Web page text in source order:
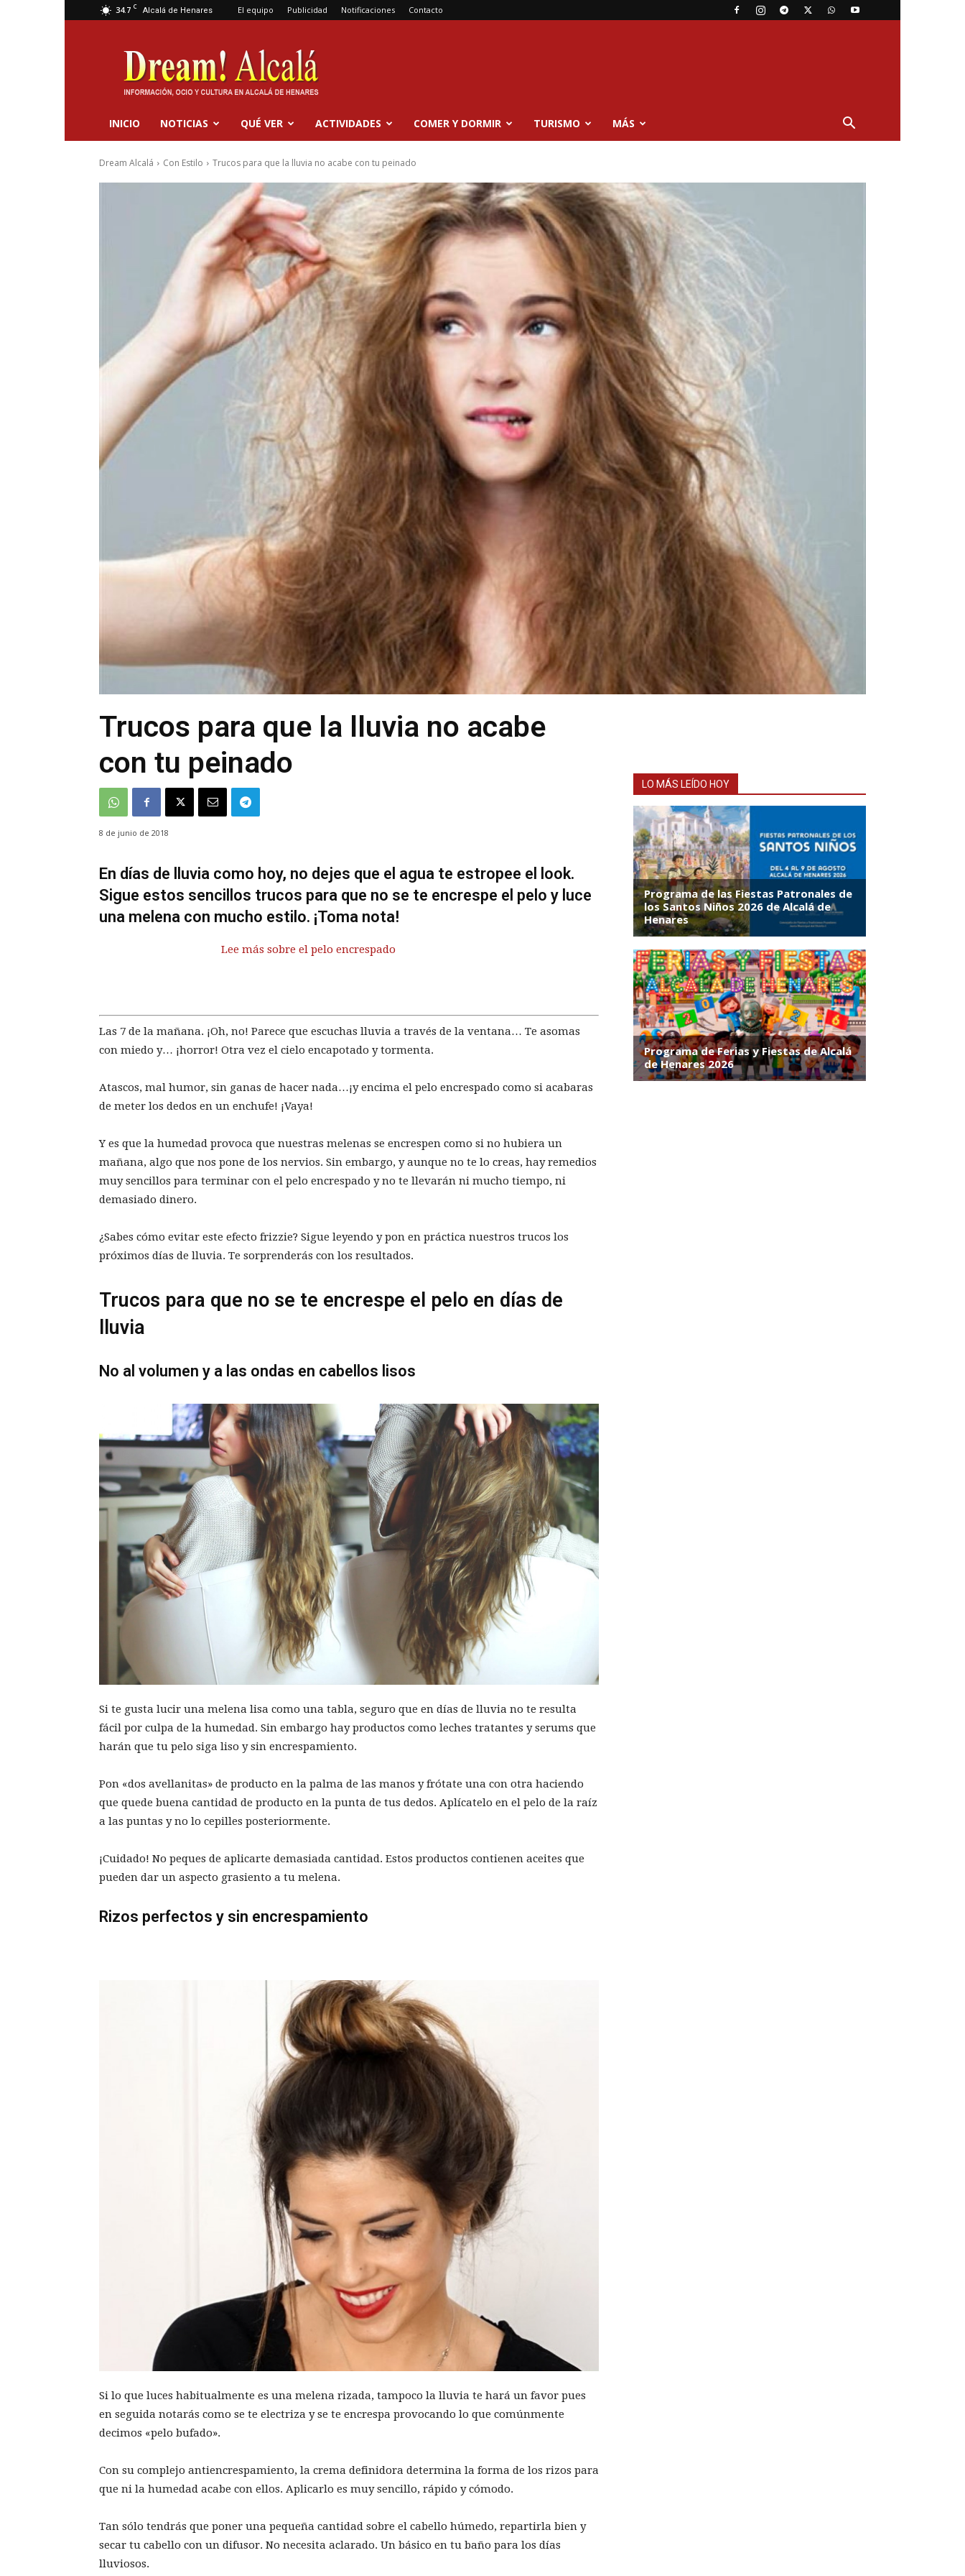
34.7 C Alcalá de Henares El equipo Publicidad Notificaciones Contacto
Dream
Alcalá
INICIO NOTICIAS QUÉ VER ACTIVIDADES COMER Y DORMIR TURISMO MÁS
Dream Alcalá Con Estilo Trucos para que la lluvia no acabe con tu peinado
Trucos para que la lluvia no acabe
con tu peinado
8 de junio de 2018
En días de lluvia como hoy, no dejes que el agua te estropee el look.
Sigue estos sencillos trucos para que no se te encrespe el pelo y luce
una melena con mucho estilo. ¡Toma nota!
Lee más sobre el pelo encrespado
Las 7 de la mañana. ¡Oh, no! Parece que escuchas lluvia a través de la ventana… Te asomas
con miedo y… ¡horror! Otra vez el cielo encapotado y tormenta.
Atascos, mal humor, sin ganas de hacer nada…¡y encima el pelo encrespado como si acabaras
de meter los dedos en un enchufe! ¡Vaya!
Y es que la humedad provoca que nuestras melenas se encrespen como si no hubiera un
mañana, algo que nos pone de los nervios. Sin embargo, y aunque no te lo creas, hay remedios
muy sencillos para terminar con el pelo encrespado y no te llevarán ni mucho tiempo, ni
demasiado dinero.
¿Sabes cómo evitar este efecto frizzie? Sigue leyendo y pon en práctica nuestros trucos los
próximos días de lluvia. Te sorprenderás con los resultados.
Trucos para que no se te encrespe el pelo en días de
lluvia
No al volumen y a las ondas en cabellos lisos
Si te gusta lucir una melena lisa como una tabla, seguro que en días de lluvia no te resulta
fácil por culpa de la humedad. Sin embargo hay productos como leches tratantes y serums que
harán que tu pelo siga liso y sin encrespamiento.
Pon «dos avellanitas» de producto en la palma de las manos y frótate una con otra haciendo
que quede buena cantidad de producto en la punta de tus dedos. Aplícatelo en el pelo de la raíz
a las puntas y no lo cepilles posteriormente.
¡Cuidado! No peques de aplicarte demasiada cantidad. Estos productos contienen aceites que
pueden dar un aspecto grasiento a tu melena.
Rizos perfectos y sin encrespamiento
Si lo que luces habitualmente es una melena rizada, tampoco la lluvia te hará un favor pues
en seguida notarás como se te electriza y se te encrespa provocando lo que comúnmente
decimos «pelo bufado».
Con su complejo antiencrespamiento, la crema definidora determina la forma de los rizos para
que ni la humedad acabe con ellos. Aplicarlo es muy sencillo, rápido y cómodo.
Tan sólo tendrás que poner una pequeña cantidad sobre el cabello húmedo, repartirla bien y
secar tu cabello con un difusor. No necesita aclarado. Un básico en tu baño para los días
lluviosos.
LO MÁS LEÍDO HOY